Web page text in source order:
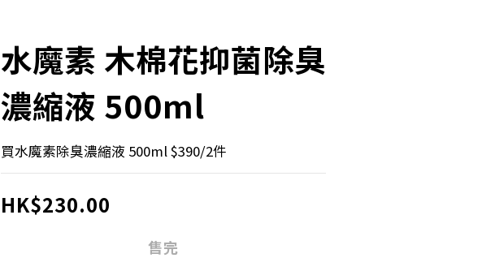
水魔素 木棉花抑菌除臭
濃縮液 500ml
買水魔素除臭濃縮液 500ml $390/2件
HK$230.00
售完